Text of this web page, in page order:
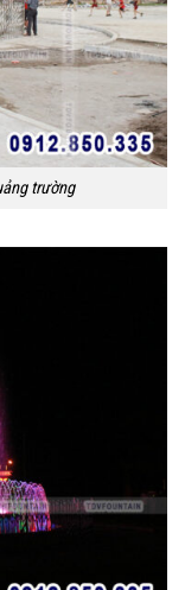
trường